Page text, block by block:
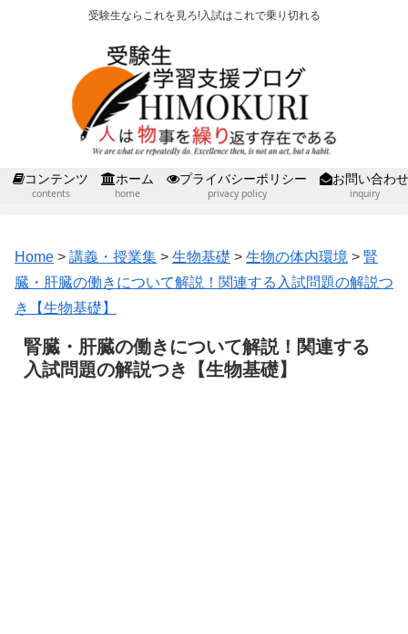
受験生ならこれを見ろ!入試はこれで乗り切れる
コンテンツ
contents
ホーム
home
プライバシーポリシー
privacy policy
お問い合わせ
inquiry
Home > 講義・授業集 > 生物基礎 > 生物の体内環境 > 腎
臓・肝臓の働きについて解説！関連する入試問題の解説つ
き【生物基礎】
腎臓・肝臓の働きについて解説！関連する
入試問題の解説つき【生物基礎】